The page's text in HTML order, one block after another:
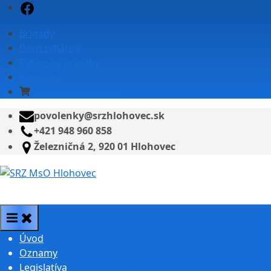
Skip
content
Facebook
Brigády
Dom rybárov
povolenky@srzhlohovec.sk
+421 948 960 858
Železničná 2, 920 01 Hlohovec
Úvod
Oznamy
Legislatíva